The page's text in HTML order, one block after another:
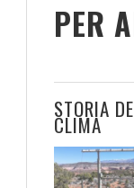
PER
STORIA
CLIMA